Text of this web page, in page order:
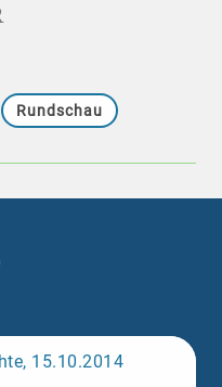
Rundschau
15.10.2014